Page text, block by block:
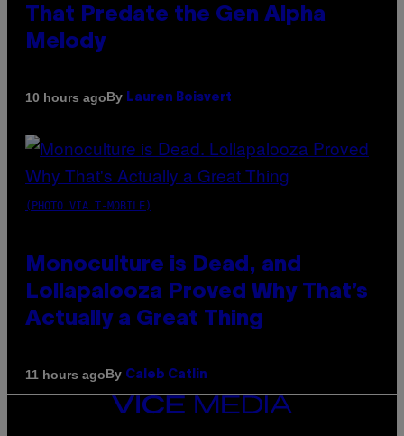
That Predate the Gen Alpha
Melody
10 hours agoBy Lauren Boisvert
(PHOTO VIA T-MOBILE)
Monoculture is Dead, and
Lollapalooza Proved Why That’s
Actually a Great Thing
11 hours agoBy Caleb Catlin
VICE